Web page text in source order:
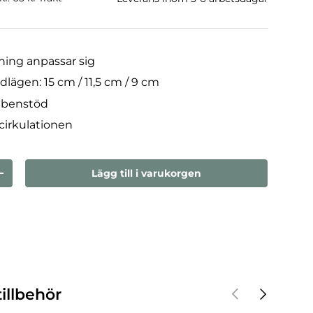
anpassar sig
15 cm / 11,5 cm / 9 cm
kvantiteten Lägg till i varukorgen
Föregående
Nästa